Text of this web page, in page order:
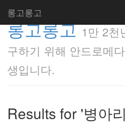
롱고롱고
롱고롱고 1만 2천
구하기 위해 안드로메
생입니다.
Results for '병아